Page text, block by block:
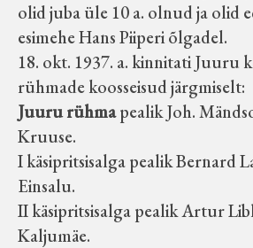
olid juba üle 10 a. olnud ja olid
esimehe Hans Piiperi õlgadel.
18. okt. 1937. a. kinnitati Juuru
rühmade koosseisud järgmiselt:
Juuru rühmapealik Joh.
Kruuse.
I käsipritsisalga pealik Bernard
Einsalu.
II käsipritsisalga pealik Artur
Kaljumäe.